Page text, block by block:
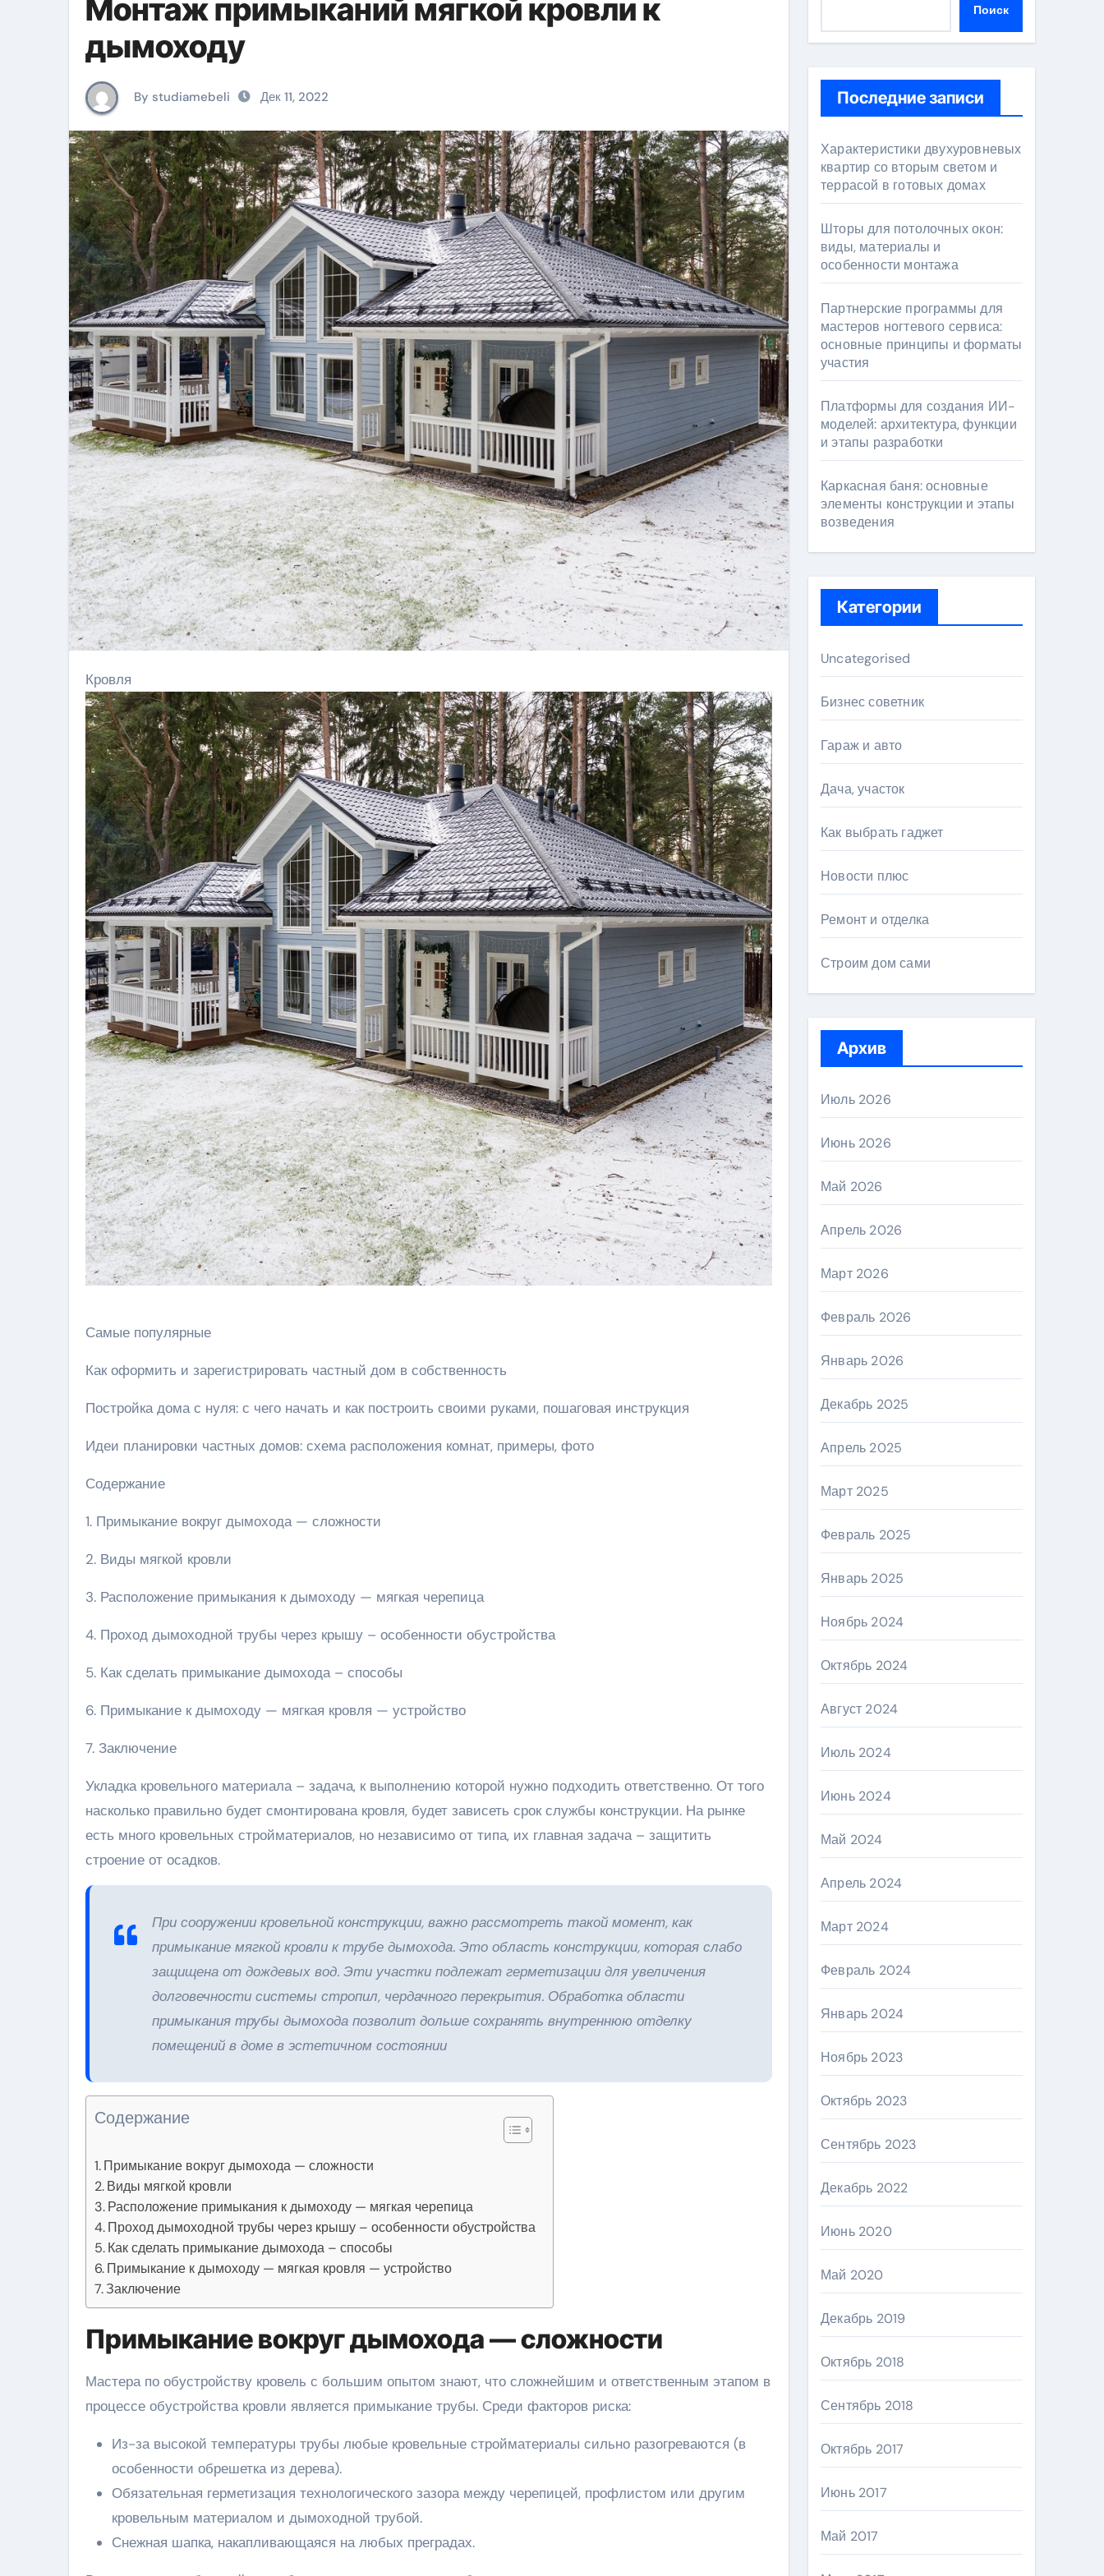
Монтаж примыканий мягкой кровли к
дымоходу
By studiamebeli Дек 11, 2022
Кровля
Самые популярные
Как оформить и зарегистрировать частный дом в собственность
Постройка дома с нуля: с чего начать и как построить своими руками, пошаговая инструкция
Идеи планировки частных домов: схема расположения комнат, примеры, фото
Содержание
1. Примыкание вокруг дымохода — сложности
2. Виды мягкой кровли
3. Расположение примыкания к дымоходу — мягкая черепица
4. Проход дымоходной трубы через крышу – особенности обустройства
5. Как сделать примыкание дымохода – способы
6. Примыкание к дымоходу — мягкая кровля — устройство
7. Заключение
Укладка кровельного материала – задача, к выполнению которой нужно подходить ответственно. От того
насколько правильно будет смонтирована кровля, будет зависеть срок службы конструкции. На рынке
есть много кровельных стройматериалов, но независимо от типа, их главная задача – защитить
строение от осадков.
При сооружении кровельной конструкции, важно рассмотреть такой момент, как
примыкание мягкой кровли к трубе дымохода. Это область конструкции, которая слабо
защищена от дождевых вод. Эти участки подлежат герметизации для увеличения
долговечности системы стропил, чердачного перекрытия. Обработка области
примыкания трубы дымохода позволит дольше сохранять внутреннюю отделку
помещений в доме в эстетичном состоянии
Содержание
Примыкание вокруг дымохода — сложности
Виды мягкой кровли
Расположение примыкания к дымоходу — мягкая черепица
Проход дымоходной трубы через крышу – особенности обустройства
Как сделать примыкание дымохода – способы
Примыкание к дымоходу — мягкая кровля — устройство
Заключение
Примыкание вокруг дымохода — сложности
Мастера по обустройству кровель с большим опытом знают, что сложнейшим и ответственным этапом в
процессе обустройства кровли является примыкание трубы. Среди факторов риска:
Из-за высокой температуры трубы любые кровельные стройматериалы сильно разогреваются (в
особенности обрешетка из дерева).
Обязательная герметизация технологического зазора между черепицей, профлистом или другим
кровельным материалом и дымоходной трубой.
Снежная шапка, накапливающаяся на любых преградах.
Поиск
Последние записи
Характеристики двухуровневых
квартир со вторым светом и
террасой в готовых домах
Шторы для потолочных окон:
виды, материалы и
особенности монтажа
Партнерские программы для
мастеров ногтевого сервиса:
основные принципы и форматы
участия
Платформы для создания ИИ-
моделей: архитектура, функции
и этапы разработки
Каркасная баня: основные
элементы конструкции и этапы
возведения
Категории
Uncategorised
Бизнес советник
Гараж и авто
Дача, участок
Как выбрать гаджет
Новости плюс
Ремонт и отделка
Строим дом сами
Архив
Июль 2026
Июнь 2026
Май 2026
Апрель 2026
Март 2026
Февраль 2026
Январь 2026
Декабрь 2025
Апрель 2025
Март 2025
Февраль 2025
Январь 2025
Ноябрь 2024
Октябрь 2024
Август 2024
Июль 2024
Июнь 2024
Май 2024
Апрель 2024
Март 2024
Февраль 2024
Январь 2024
Ноябрь 2023
Октябрь 2023
Сентябрь 2023
Декабрь 2022
Июнь 2020
Май 2020
Декабрь 2019
Октябрь 2018
Сентябрь 2018
Октябрь 2017
Июнь 2017
Май 2017